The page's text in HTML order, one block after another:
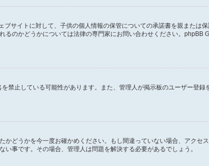
サイトに対して、子供の個人情報の保管についての承諾書を親または
のかどうかについては法律の専門家にお問い合わせください。phpBB
止している可能性があります。また、管理人が掲示板のユーザー登録
どうかを今一度お確かめください。もし間違っていない場合、アクセ
事です。その場合、管理人は問題を解決する必要があるでしょう。